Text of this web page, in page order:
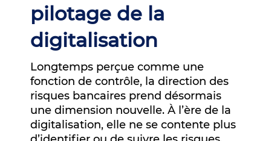
pilotage de la
digitalisation
Longtemps perçue comme une
fonction de contrôle, la direction des
risques bancaires prend désormais
une dimension nouvelle. À l’ère de la
digitalisation, elle ne se contente plus